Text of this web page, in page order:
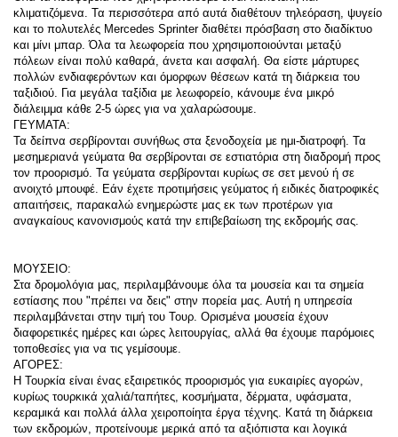
κλιματιζόμενα. Τα περισσότερα από αυτά διαθέτουν τηλεόραση, ψυγείο
και το πολυτελές Mercedes Sprinter διαθέτει πρόσβαση στο διαδίκτυο
και μίνι μπαρ. Όλα τα λεωφορεία που χρησιμοποιούνται μεταξύ
πόλεων είναι πολύ καθαρά, άνετα και ασφαλή. Θα είστε μάρτυρες
πολλών ενδιαφερόντων και όμορφων θέσεων κατά τη διάρκεια του
ταξιδιού. Για μεγάλα ταξίδια με λεωφορείο, κάνουμε ένα μικρό
διάλειμμα κάθε 2-5 ώρες για να χαλαρώσουμε.
ΓΕΥΜΑΤΑ:
Τα δείπνα σερβίρονται συνήθως στα ξενοδοχεία με ημι-διατροφή. Τα
μεσημεριανά γεύματα θα σερβίρονται σε εστιατόρια στη διαδρομή προς
τον προορισμό. Τα γεύματα σερβίρονται κυρίως σε σετ μενού ή σε
ανοιχτό μπουφέ. Εάν έχετε προτιμήσεις γεύματος ή ειδικές διατροφικές
απαιτήσεις, παρακαλώ ενημερώστε μας εκ των προτέρων για
αναγκαίους κανονισμούς κατά την επιβεβαίωση της εκδρομής σας.
ΜΟΥΣΕΙΟ:
Στα δρομολόγια μας, περιλαμβάνουμε όλα τα μουσεία και τα σημεία
εστίασης που "πρέπει να δεις" στην πορεία μας. Αυτή η υπηρεσία
περιλαμβάνεται στην τιμή του Τουρ. Ορισμένα μουσεία έχουν
διαφορετικές ημέρες και ώρες λειτουργίας, αλλά θα έχουμε παρόμοιες
τοποθεσίες για να τις γεμίσουμε.
ΑΓΟΡΕΣ:
Η Τουρκία είναι ένας εξαιρετικός προορισμός για ευκαιρίες αγορών,
κυρίως τουρκικά χαλιά/ταπήτες, κοσμήματα, δέρματα, υφάσματα,
κεραμικά και πολλά άλλα χειροποίητα έργα τέχνης. Κατά τη διάρκεια
των εκδρομών, προτείνουμε μερικά από τα αξιόπιστα και λογικά